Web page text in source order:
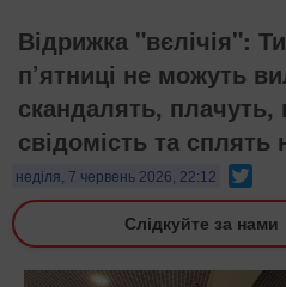
Відрижка "вєлічія":
п’ятниці не можуть
скандалять, плачуть,
свідомість та сплять
неділя, 7 червень 2026, 22:12
Слідкуйте за нами